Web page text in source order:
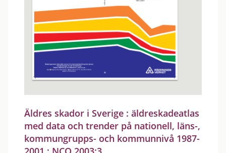
Äldres skador i Sverige : äldreskadeatlas
med data och trender på nationell, läns-,
kommungrupps- och kommunnivå 1987-